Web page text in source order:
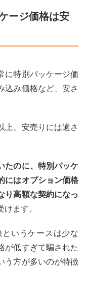
ージ価格は安
に特別パッケージ価
込み価格など、安さ
上、安売りには適さ
たのに、特別パッケ
にはオプション価格
り高額な契約になっ
けます。
いうケースは少な
が低すぎて騙された
う方が多いのが特徴